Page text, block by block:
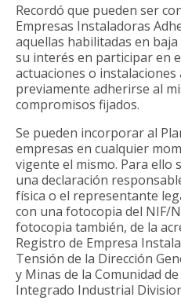
Recordó que pueden ser
Empresas Instaladoras
aquellas habilitadas en
su interés en participar en
actuaciones o instalaciones
previamente adherirse al
compromisos fijados.
Se pueden incorporar al
empresas en cualquier
vigente el mismo. Para
una declaración
física o el representante
con una fotocopia del NIF/
fotocopia también, de la
Registro de Empresa
Tensión de la Dirección
y Minas de la Comunidad
Integrado Industrial